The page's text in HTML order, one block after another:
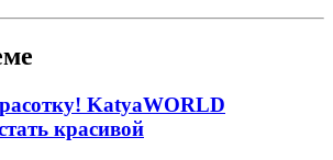
KatyaWORLD
красивой